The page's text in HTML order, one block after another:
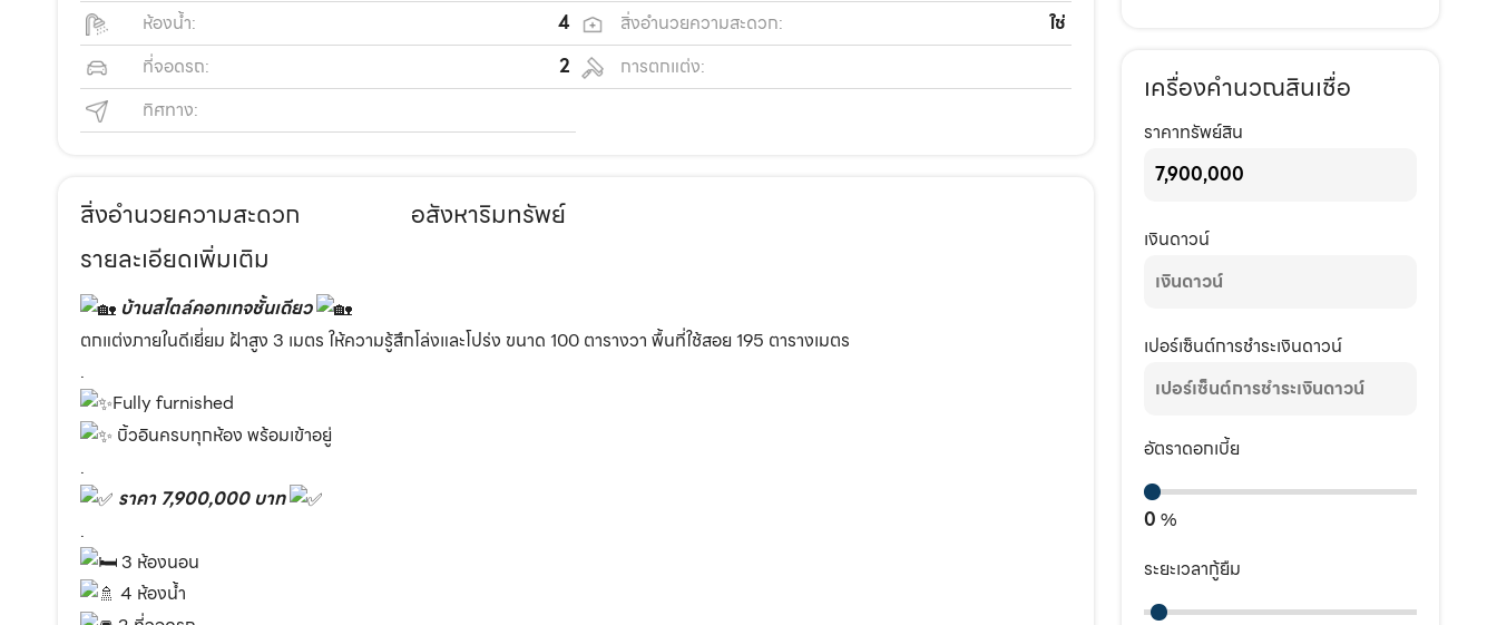
ห้องน้ำ:
4
ที่จอดรถ:
2
ทิศทาง:
สิ่งอำนวยความสะดวก:
ใช่
การตกแต่ง:
สิ่งอำนวยความสะดวก
อสังหาริมทรัพย์
รายละเอียดเพิ่มเติม
บ้านสไตล์คอทเทจชั้นเดียว
ตกแต่งภายในดีเยี่ยม ฝ้าสูง 3 เมตร ให้ความรู้สึกโล่งและโปร่ง ขนาด 100 ตารางวา พื้นที่ใช้สอย 195 ตารางเมตร
.
Fully furnished
บิ้วอินครบทุกห้อง พร้อมเข้าอยู่
.
ราคา 7,900,000 บาท
.
3 ห้องนอน
4 ห้องน้ำ
เครื่องคำนวณสินเชื่อ
ราคาทรัพย์สิน
เงินดาวน์
เปอร์เซ็นต์การชำระเงินดาวน์
อัตราดอกเบี้ย
0 %
ระยะเวลากู้ยืม